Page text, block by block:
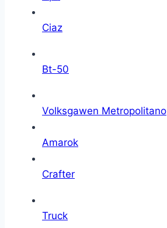
Ciaz
Bt-50
Volksgawen Metropolitano
Amarok
Crafter
Truck